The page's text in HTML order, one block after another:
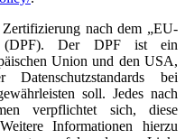
nach dem „EU-
(DPF). Der DPF ist ein
Union und den USA,
bei
soll. Jedes nach
verpflichtet sich, diese
Informationen hierzu